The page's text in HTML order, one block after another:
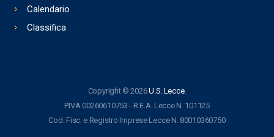
Calendario
Classifica
Copyright © 2026U.S. Lecce.
P.IVA 00260610753 - R.E.A. Lecce N. 101125
Cod. Fisc. e Registro Imprese Lecce N. 80010360750